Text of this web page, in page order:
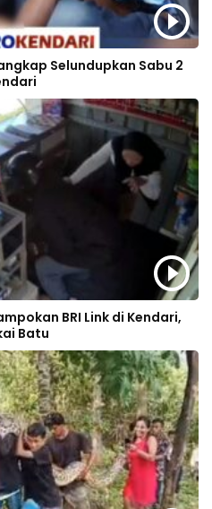
Selundupkan Sabu 2
BRI Link di Kendari,
Batu